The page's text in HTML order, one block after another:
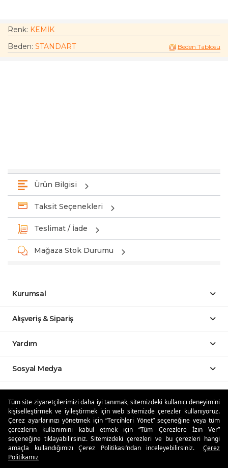
Tüm site ziyaretçilerimizi daha iyi tanımak, sitemizdeki kullanıcı deneyimini
kişiselleştirmek ve iyileştirmek için web sitemizde çerezler kullanıyoruz.
Çerez ayarlarınızı yönetmek için “Tercihleri Yönet” seçeneğine veya tüm
çerezlerin kullanımını kabul etmek için “Tüm Çerezlere İzin Ver”
seçeneğine tıklayabilirsiniz. Sitemizdeki çerezleri ve bu çerezleri hangi
amaçla kullandığımızı Çerez Politikası’ndan inceleyebilirsiniz.
Çerez
Politikamız
Renk: KEMİK
Beden: STANDART Beden Tablosu
Ürün Bilgisi
Taksit Seçenekleri
Teslimat / İade
Mağaza Stok Durumu
Kurumsal
Alışveriş & Sipariş
Yardım
Sosyal Medya
Özdilekteyim'de Taksit Avantajları
Güvenli Alışveriş